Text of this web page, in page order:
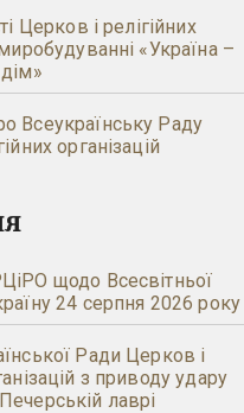
Церков і релігійних
«Україна –
Всеукраїнську Раду
організацій
щодо Всесвітньої
24 серпня 2026 року
Ради Церков і
з приводу удару
лаврі